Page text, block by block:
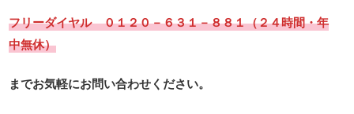
フリーダイヤル ０１２０－６３１－８８１（２４時間・年
中無休）
までお気軽にお問い合わせください。